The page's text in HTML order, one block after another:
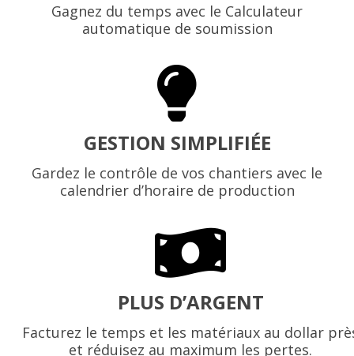
Gagnez du temps avec le Calculateur
automatique de soumission
GESTION SIMPLIFIÉE
Gardez le contrôle de vos chantiers avec le
calendrier d’horaire de production
PLUS D’ARGENT
Facturez le temps et les matériaux au dollar
et réduisez au maximum les pertes.